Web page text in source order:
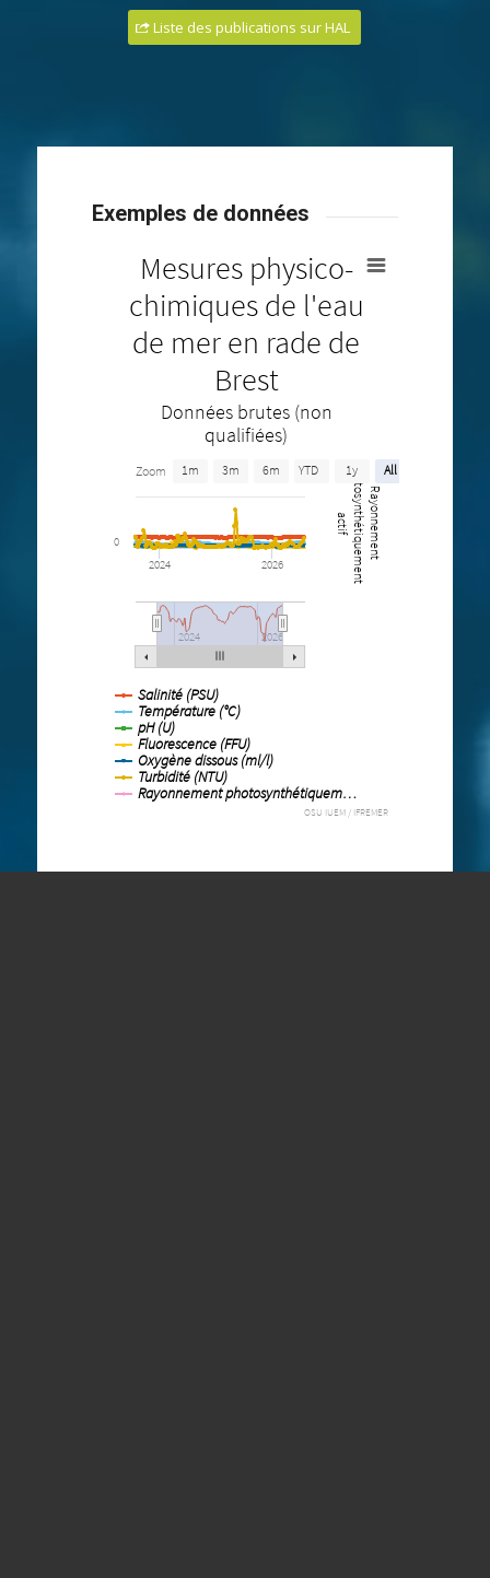
Liste des publications sur HAL
Exemples de données